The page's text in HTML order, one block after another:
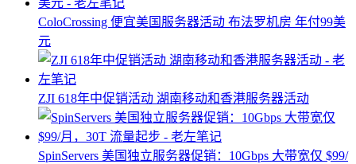
ColoCrossing 便宜美国服务器活动 布法罗机房 年付99美
元
ZJI 618年中促销活动 湖南移动和香港服务器活动
SpinServers 美国独立服务器促销：10Gbps 大带宽仅 $99/